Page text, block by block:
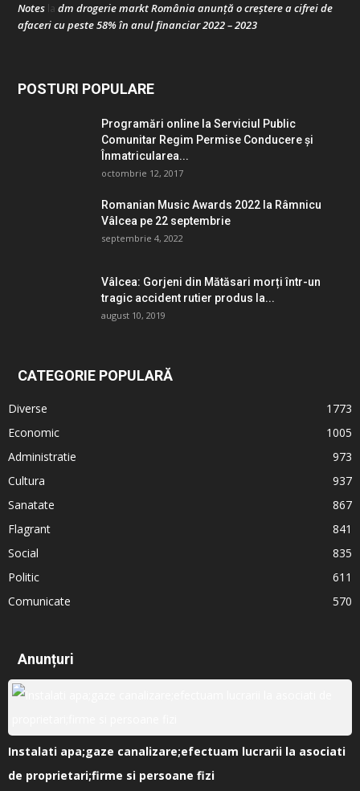
Notes la dm drogerie markt România anunță o creștere a cifrei de
afaceri cu peste 58% în anul financiar 2022 – 2023
POSTURI POPULARE
Programări online la Serviciul Public
Comunitar Regim Permise Conducere şi
Înmatricularea...
octombrie 12, 2017
Romanian Music Awards 2022 la Râmnicu
Vâlcea pe 22 septembrie
septembrie 4, 2022
Vâlcea: Gorjeni din Mătăsari morți într-un
tragic accident rutier produs la...
august 10, 2019
CATEGORIE POPULARĂ
Diverse
1773
Economic
1005
Administratie
973
Cultura
937
Sanatate
867
Flagrant
841
Social
835
Politic
611
Comunicate
570
Anunțuri
Instalati apa;gaze canalizare;efectuam lucrarii la asociati
de proprietari;firme si persoane fizi